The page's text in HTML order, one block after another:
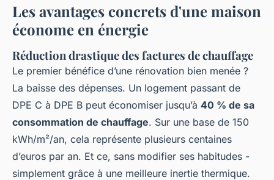
Les avantages concrets d'une maison
économe en énergie
Réduction drastique des factures de chauffage
Le premier bénéfice d’une rénovation bien menée ?
La baisse des dépenses. Un logement passant de
DPE C à DPE B peut économiser jusqu’à 40 % de sa
consommation de chauffage. Sur une base de 150
kWh/m²/an, cela représente plusieurs centaines
d’euros par an. Et ce, sans modifier ses habitudes -
simplement grâce à une meilleure inertie thermique.